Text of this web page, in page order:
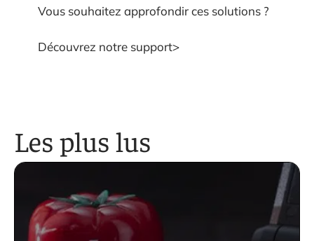
Vous souhaitez approfondir ces solutions ?
Découvrez notre support>
Les plus lus